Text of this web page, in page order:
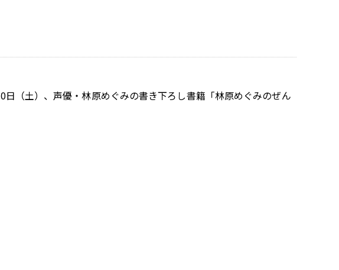
（土）、声優・林原めぐみの書き下ろし書籍「林原めぐみのぜん